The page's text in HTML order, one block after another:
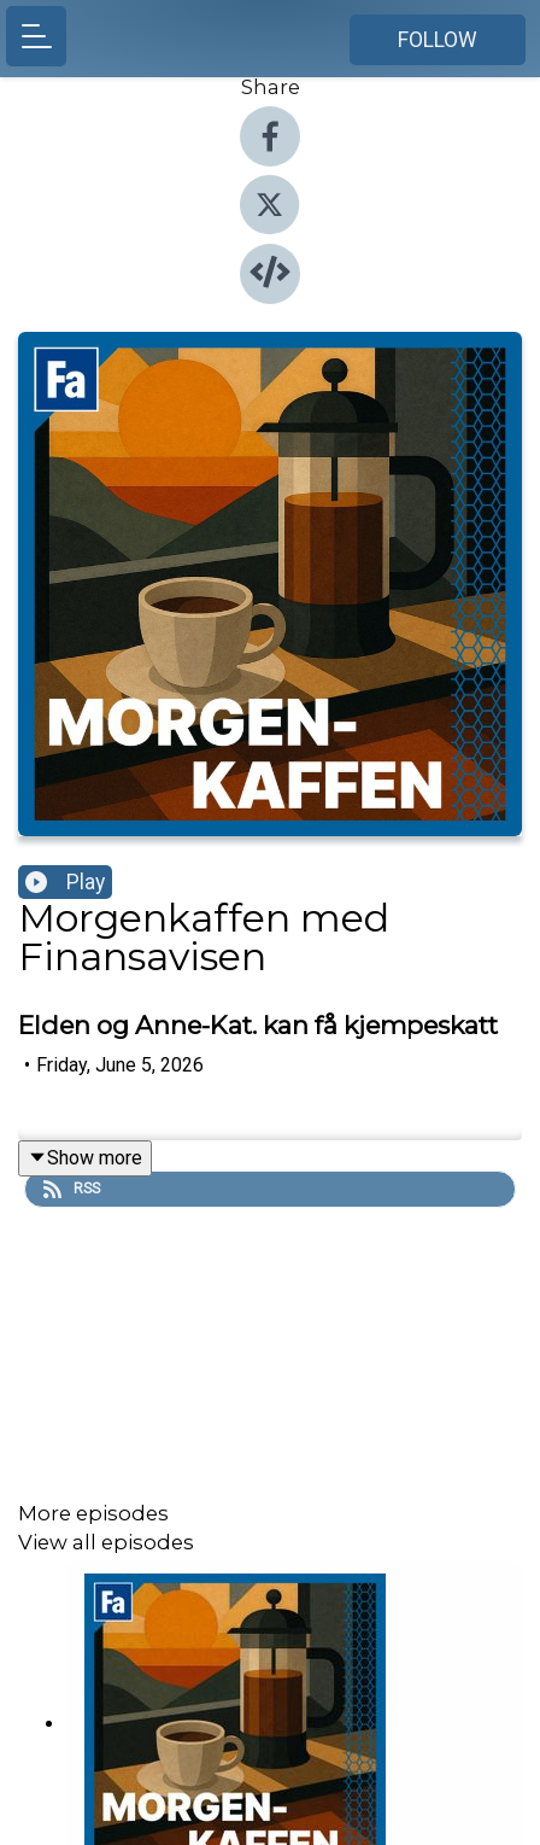
FOLLOW
Share
Play
Morgenkaffen med
Finansavisen
Elden og Anne-Kat. kan få kjempeskatt
• Friday, June 5, 2026
Show more
RSS
More episodes
View all episodes